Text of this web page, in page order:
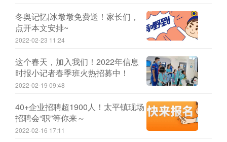
冬奥记忆|冰墩墩免费送！家长们，
点开本文安排~
2022-02-23 11:24
这个春天，加入我们！2022年信息
时报小记者春季班火热招募中！
2022-02-19 09:48
40+企业招聘超1900人！太平镇现场
招聘会“职”等你来～
2022-02-16 17:11